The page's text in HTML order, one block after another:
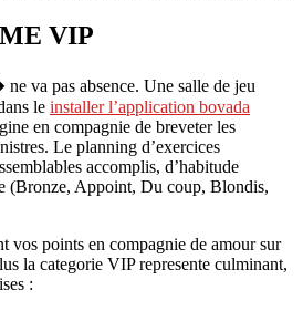
VIP
va pas absence. Une salle de jeu
le installer l’application bovada
en compagnie de breveter les
Le planning d’exercices
accomplis, d’habitude
(Bronze, Appoint, Du coup, Blondis,
vos points en compagnie de amour sur
la categorie VIP represente culminant,
: